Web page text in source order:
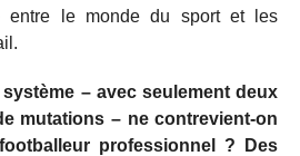
entre le monde du sport et les
– avec seulement deux
mutations – ne contrevient-on
professionnel ? Des